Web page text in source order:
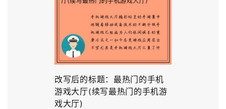
改写后的标题：最热门的手机
游戏大厅(续写最热门的手机游
戏大厅)